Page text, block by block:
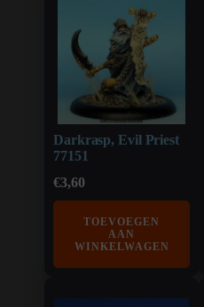
Darkrasp, Evil Priest
77151
€3,60
TOEVOEGEN
AAN
WINKELWAGEN